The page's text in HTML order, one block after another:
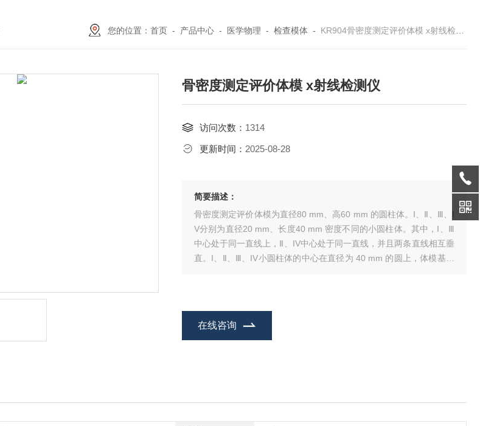
您的位置： 首页- 产品中心- 医学物理 - 检查模体- KR904骨密度测定评价体模 x射线检测仪
骨密度测定评价体模 x射线检测仪
访问次数： 1314
更新时间： 2025-08-28
简要描述：
骨密度测定评价体模为直径80 mm、高60 mm 的圆柱体。I、Ⅱ、Ⅲ、I
V分别为直径20 mm、长度40 mm 密度不同的小圆柱体。其中，I、Ⅲ
中心处于同一直线上，Ⅱ、IV中心处于同一直线，并且两条直线相互垂
直。I、Ⅱ、Ⅲ、IV小圆柱体的中心在直径为 40 mm 的圆上，体模基本
在线咨询